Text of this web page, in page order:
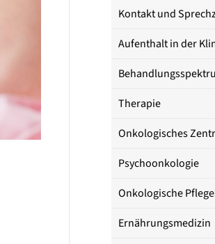
Kontakt und
Aufenthalt in der
Therapie
Onkologisches
Psychoonkologie
Onkologische
Ernährungsmedizin